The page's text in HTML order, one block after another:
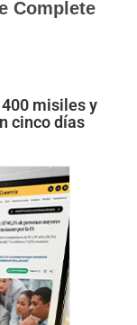
misiles y
cinco días